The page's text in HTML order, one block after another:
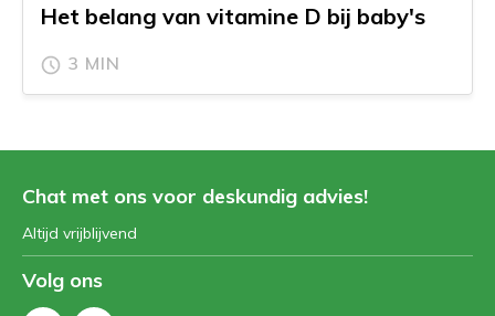
Het belang van vitamine D bij baby's
3 MIN
Chat met ons voor deskundig advies!
Altijd vrijblijvend
Volg ons